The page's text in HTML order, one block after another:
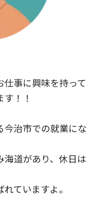
事に興味を持って
！！
今治市での就業にな
海道があり、休日は
ていますよ。